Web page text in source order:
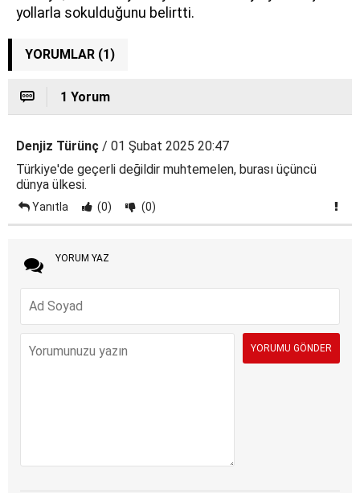
yollarla sokulduğunu belirtti.
YORUMLAR (1)
1 Yorum
Denjiz Türünç / 01 Şubat 2025 20:47
Türkiye'de geçerli değildir muhtemelen, burası üçüncü
dünya ülkesi.
Yanıtla (0) (0)
YORUM YAZ